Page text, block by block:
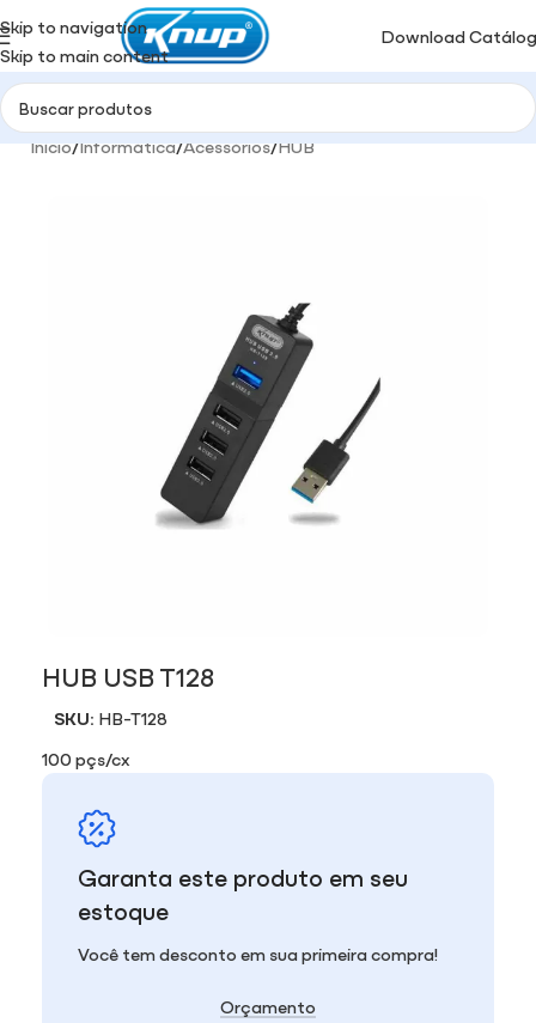
Skip to navigation
Skip to main content
Download
Início/Informática/Acessórios/HUB
HUB USB T128
SKU: HB-T128
100 pçs/cx
Garanta este produto em seu
estoque
Você tem desconto em sua primeira compra!
Orçamento